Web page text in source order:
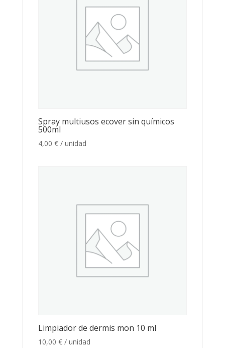
Spray multiusos ecover sin químicos
500ml
4,00 € / unidad
Limpiador de dermis mon 10 ml
10,00 € / unidad